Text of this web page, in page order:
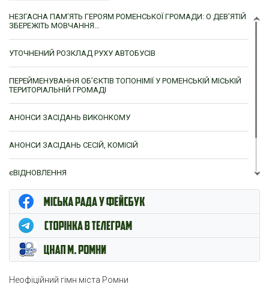
НЕЗГАСНА ПАМ’ЯТЬ ГЕРОЯМ РОМЕНСЬКОЇ ГРОМАДИ: О ДЕВ’ЯТІЙ
ЗБЕРЕЖІТЬ МОВЧАННЯ…
УТОЧНЕНИЙ РОЗКЛАД РУХУ АВТОБУСІВ
ПЕРЕЙМЕНУВАННЯ ОБ’ЄКТІВ ТОПОНІМІЇ У РОМЕНСЬКІЙ МІСЬКІЙ
ТЕРИТОРІАЛЬНІЙ ГРОМАДІ
АНОНСИ ЗАСІДАНЬ ВИКОНКОМУ
АНОНСИ ЗАСІДАНЬ СЕСІЙ, КОМІСІЙ
єВІДНОВЛЕННЯ
ЦНАП м. Ромни
Неофіційний гімн міста Ромни